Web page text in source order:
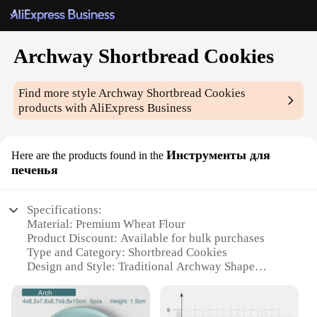
Archway Shortbread Cookies
Find more styleArchway Shortbread Cookies
products with AliExpress Business
Here are the products found in the Инструменты для
печенья
Specifications:
Material: Premium Wheat Flour
Product Discount: Available for bulk purchases
Type and Category: Shortbread Cookies
Design and Style: Traditional Archway Shape
gifting
Performance and Property: Crisp, buttery texture